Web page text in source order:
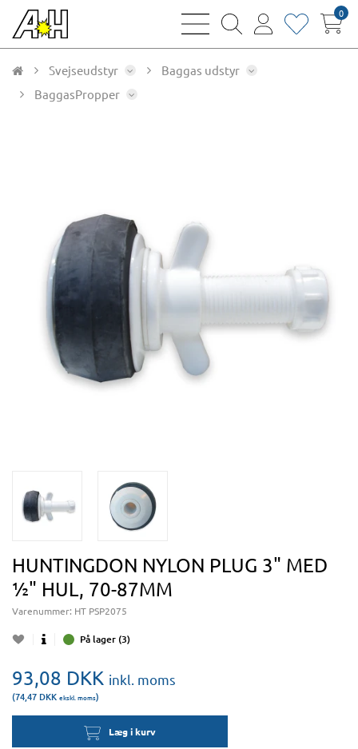
bars
magnifying
user
heart0
Svejseudstyr
Baggas udstyr
BaggasPropper
HUNTINGDON NYLON PLUG 3" MED
½" HUL, 70-87MM
Varenummer: HT PSP2075
På lager (3)
93,08 DKK inkl. moms
(74,47 DKK ekskl. moms)
Læg i kurv